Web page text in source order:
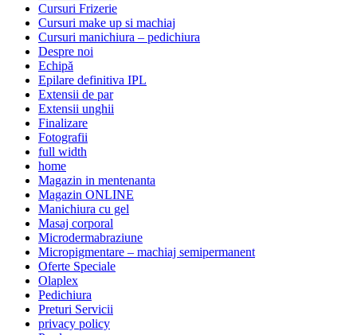
Cursuri Frizerie
Cursuri make up si machiaj
Cursuri manichiura – pedichiura
Despre noi
Echipă
Epilare definitiva IPL
Extensii de par
Extensii unghii
Finalizare
Fotografii
full width
home
Magazin in mentenanta
Magazin ONLINE
Manichiura cu gel
Masaj corporal
Microdermabraziune
Micropigmentare – machiaj semipermanent
Oferte Speciale
Olaplex
Pedichiura
Preturi Servicii
privacy policy